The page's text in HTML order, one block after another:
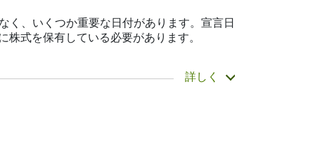
く、いくつか重要な日付があります。宣言日
式を保有している必要があります。
Motor Corp.は配当金を支払っています
詳しく